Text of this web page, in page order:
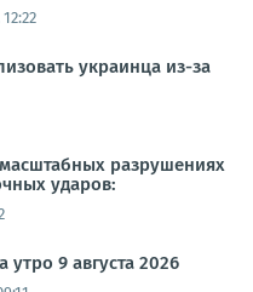
украинца из-за
разрушениях
ударов:
9 августа 2026